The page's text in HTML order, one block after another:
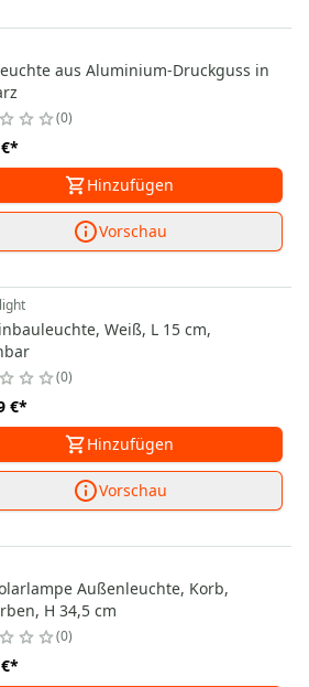
aus Aluminium-Druckguss in
0
*
Hinzufügen
Vorschau
Weiß, L 15 cm,
0
€*
Hinzufügen
Vorschau
Außenleuchte, Korb,
H 34,5 cm
0
*